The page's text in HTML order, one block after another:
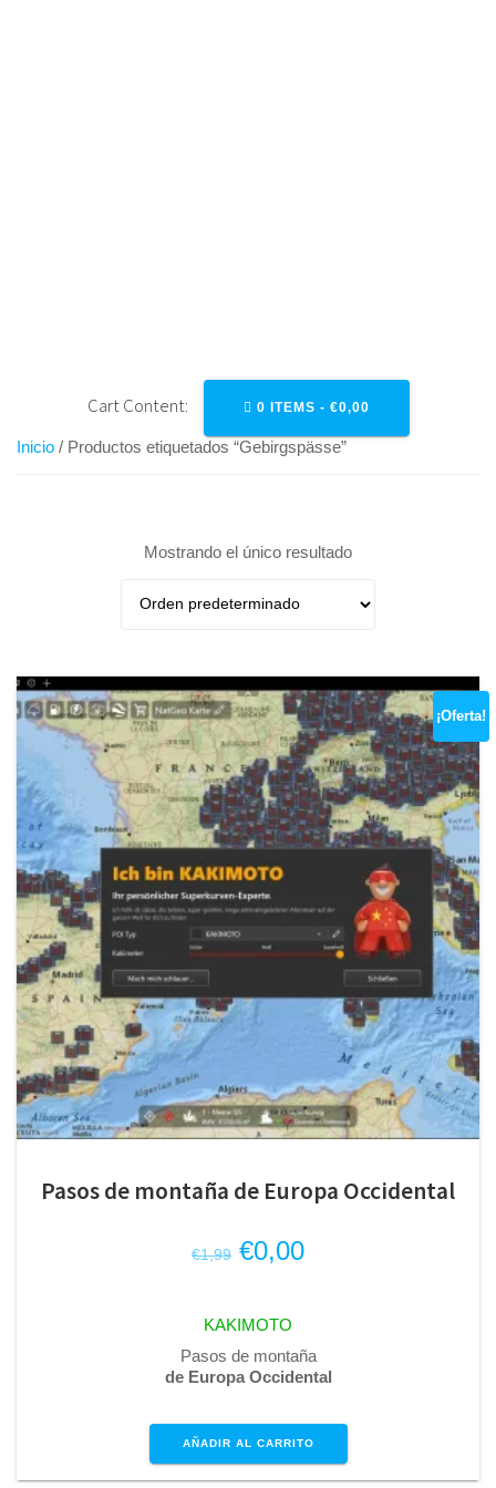
Cart Content: 0 ITEMS - €0,00
Inicio / Productos etiquetados “Gebirgspässe”
Mostrando el único resultado
¡Oferta!
Pasos de montaña de Europa Occidental
€1,99 El
original
era:
€1,99.
€0,00El
es:
€0,00.
KAKIMOTO
Pasos de montaña
de Europa Occidental
AÑADIR AL CARRITO